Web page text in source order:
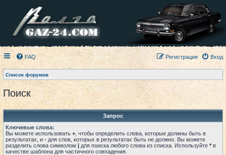
FAQ Вход
Регистрация
Список форумов
Поиск
Запрос
Ключевые слова:
Вы можете использовать + , чтобы определить слова, которые должны быть в
результатах, и - для слов, которых в результатах быть не должно. Вы можете
разделить слова символом | для поиска любого слова из списка. Используйте * в
качестве шаблона для частичного совпадения.